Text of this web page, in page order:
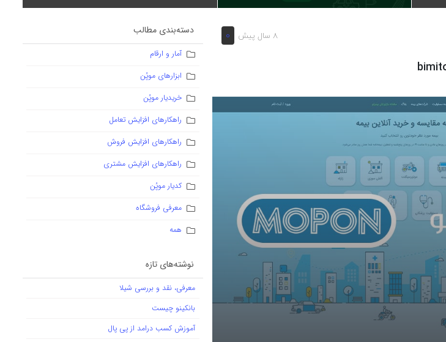
8 سال پیش 0 دسته‌بندی مطالب
آمار و ارقام
ابزارهای موپُن
خریدیار موپُن
راهکارهای افزایش تعامل
راهکارهای افزایش فروش
راهکارهای افزایش مشتری
کدیار موپُن
معرفی فروشگاه
همه
نوشته‌های تازه
معرفی، نقد و بررسی شیلا
بانکینو چیست
آموزش کسب درامد از پی پال